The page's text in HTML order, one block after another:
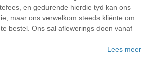
en gedurende hierdie tyd kan ons
maar ons verwelkom steeds kliënte om
bestel. Ons sal aflewerings doen vanaf
Lees meer